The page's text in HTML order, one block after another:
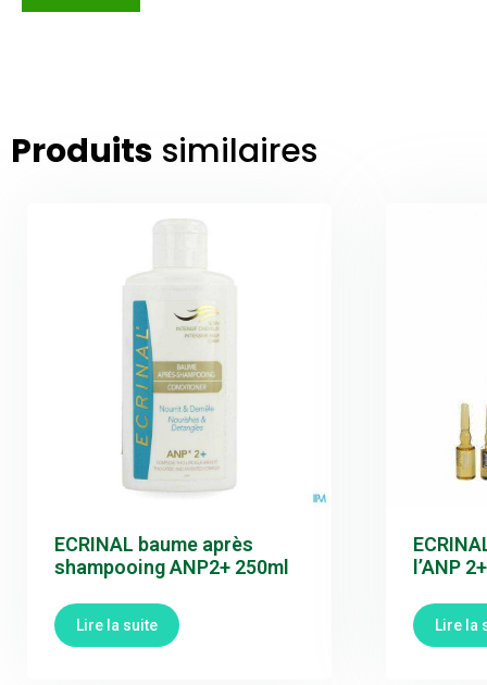
Produits similaires
ECRINAL baume après
shampooing ANP2+ 250ml
Lire la suite
l’ANP
Lire la